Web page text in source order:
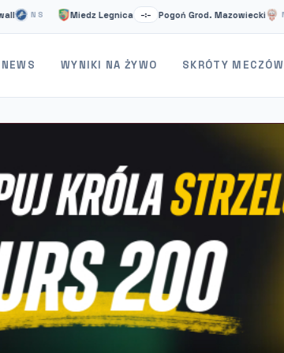
Miedz Legnica –:– Pogoń Grod. Mazowiecki NS
NEWS WYNIKI NA ŻYWO SKRÓTY MECZÓW